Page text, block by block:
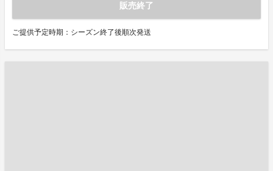
販売終了
ご提供予定時期：シーズン終了後順次発送